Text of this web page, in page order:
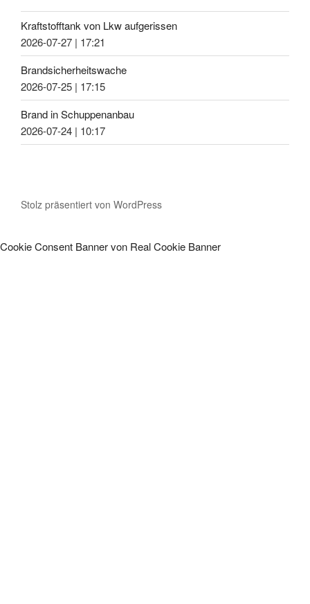
Kraftstofftank von Lkw aufgerissen
2026-07-27 | 17:21
Brandsicherheitswache
2026-07-25 | 17:15
Brand in Schuppenanbau
2026-07-24 | 10:17
Stolz präsentiert von WordPress
Cookie Consent Banner von Real Cookie Banner